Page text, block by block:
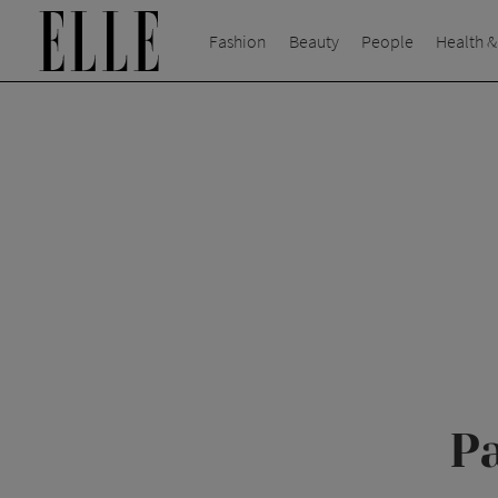
Fashion Beauty People Health